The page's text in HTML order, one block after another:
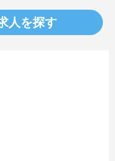
人を探す